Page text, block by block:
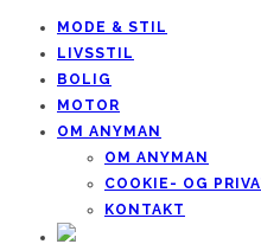
MODE & STIL
LIVSSTIL
BOLIG
MOTOR
OM ANYMAN
OM ANYMAN
COOKIE- OG
KONTAKT